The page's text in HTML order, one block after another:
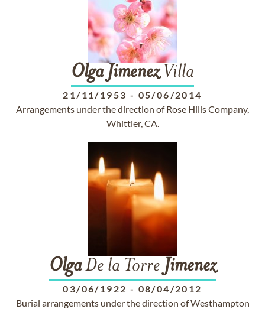
Olga JimenezVilla
21/11/1953 - 05/06/2014
Arrangements under the direction of Rose Hills Company,
Whittier, CA.
OlgaDe la Torre Jimenez
03/06/1922 - 08/04/2012
Burial arrangements under the direction of Westhampton